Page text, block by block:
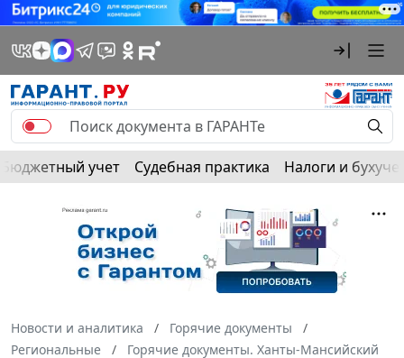
Бюджетный учет Судебная практика Налоги и
Новости и аналитика
Горячие документы
Региональные
Горячие документы. Ханты-Мансийский